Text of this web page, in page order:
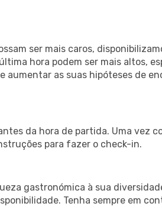
ser mais caros,
hora podem ser mais altos,
aumentar as suas hipóteses de
da hora de partida. Uma vez
para fazer o check-in.
gastronómica à sua
Tenha sempre em